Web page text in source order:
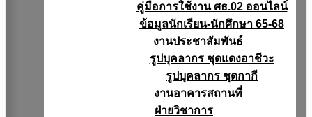
คู่มือการใช้งาน ศธ.02 ออนไลน์
ข้อมูลนักเรียน-นักศึกษา 65-68
งานประชาสัมพันธ์
รูปบุคลากร ชุดแดงอาชีวะ
รูปบุคลากร ชุดกากี
งานอาคารสถานที่
ฝ่ายวิชาการ